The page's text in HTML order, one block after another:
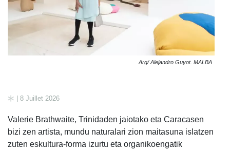
Arg/ Alejandro Guyot. MALBA
| 8 Juillet 2026
Valerie Brathwaite, Trinidaden jaiotako eta Caracasen
bizi zen artista, mundu naturalari zion maitasuna islatzen
zuten eskultura-forma izurtu eta organikoengatik